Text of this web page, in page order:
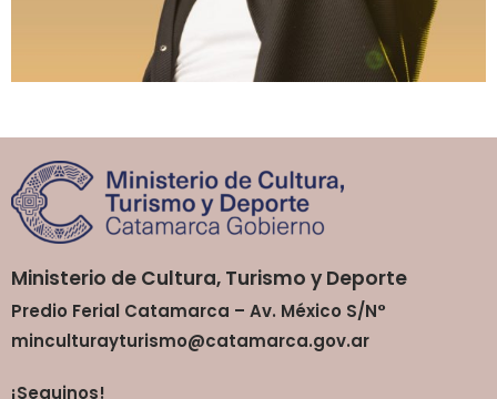
Ministerio de Cultura, Turismo y Deporte
Predio Ferial Catamarca – Av. México S/N°
minculturayturismo@catamarca.gov.ar
¡Seguinos!